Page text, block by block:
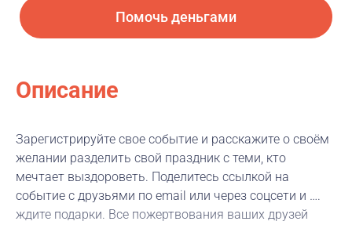
Помочь деньгами
Описание
Зарегистрируйте свое событие и расскажите о своём
желании разделить свой праздник с теми, кто
мечтает выздороветь. Поделитесь ссылкой на
событие с друзьями по email или через соцсети и ….
ждите подарки. Все пожертвования ваших друзей